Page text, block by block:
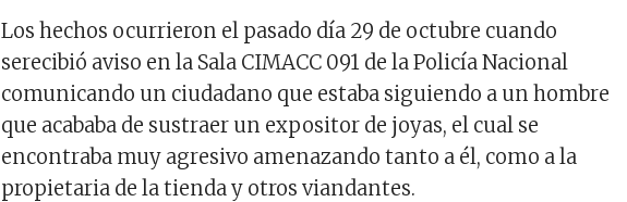
Los hechos ocurrieron el pasado día 29 de octubre cuando
serecibió aviso en la Sala CIMACC 091 de la Policía Nacional
comunicando un ciudadano que estaba siguiendo a un hombre
que acababa de sustraer un expositor de joyas, el cual se
encontraba muy agresivo amenazando tanto a él, como a la
propietaria de la tienda y otros viandantes.